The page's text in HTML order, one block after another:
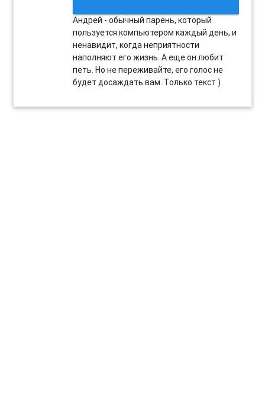
Андрей - обычный парень, который
пользуется компьютером каждый день, и
ненавидит, когда неприятности
наполняют его жизнь. А еще он любит
петь. Но не переживайте, его голос не
будет досаждать вам. Только текст )